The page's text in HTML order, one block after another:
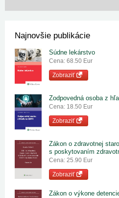
Najnovšie publikácie
Súdne lekárstvo
Cena: 68.50 Eur
Zobraziť
Zodpovedná osoba z
Cena: 18.50 Eur
Zobraziť
Zákon o zdravotnej
s poskytovaním
Cena: 25.90 Eur
Zobraziť
Zákon o výkone